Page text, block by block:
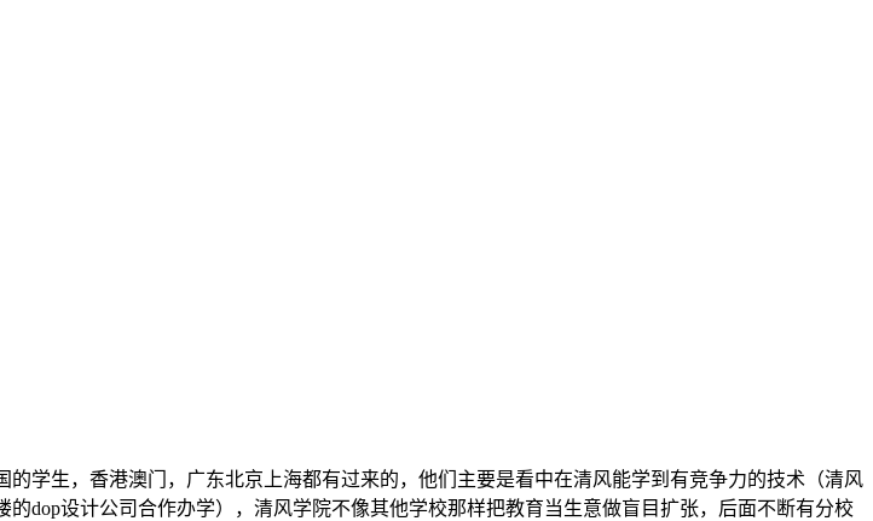
学生，香港澳门，广东北京上海都有过来的，他们主要是看中在清风能学到有竞争力的技术（清风
dop设计公司合作办学），清风学院不像其他学校那样把教育当生意做盲目扩张，后面不断有分校